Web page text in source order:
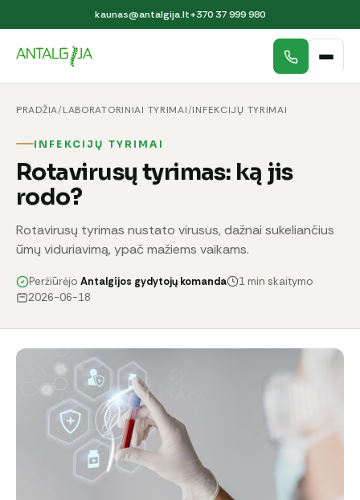
kaunas@antalgija.lt+370 37 999 980
PRADŽIA/LABORATORINIAI TYRIMAI/INFEKCIJŲ TYRIMAI
INFEKCIJŲ TYRIMAI
Rotavirusų tyrimas: ką jis
rodo?
Rotavirusų tyrimas nustato virusus, dažnai sukeliančius
ūmų viduriavimą, ypač mažiems vaikams.
Peržiūrėjo Antalgijos gydytojų komanda
1 min skaitymo
2026-06-18